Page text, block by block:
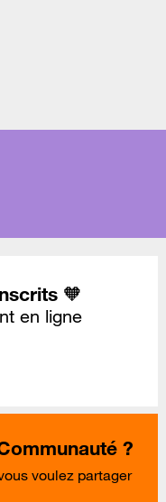
🧡
en ligne
?
voulez partager